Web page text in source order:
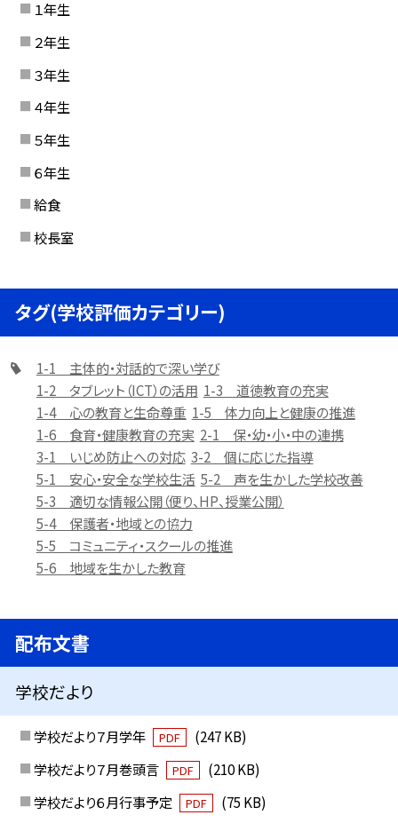
１年生
２年生
３年生
４年生
５年生
６年生
給食
校長室
タグ(学校評価カテゴリー)
1-1 主体的・対話的で深い学び
1-2 タブレット（ICT）の活用 1-3 道徳教育の充実
1-4 心の教育と生命尊重 1-5 体力向上と健康の推進
1-6 食育・健康教育の充実 2-1 保・幼・小・中の連携
3-1 いじめ防止への対応 3-2 個に応じた指導
5-1 安心・安全な学校生活 5-2 声を生かした学校改善
5-3 適切な情報公開（便り、HP、授業公開）
5-4 保護者・地域との協力
5-5 コミュニティ・スクールの推進
5-6 地域を生かした教育
配布文書
学校だより
学校だより７月学年 PDF
(247 KB)
学校だより７月巻頭言
PDF
(210 KB)
学校だより６月行事予定
PDF
(75 KB)